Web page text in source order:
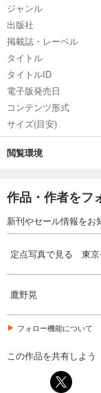
ジャンル
出版社
掲載誌・レーベル
タイトル
タイトルID
電子版発売日
コンテンツ形式
サイズ(目安)
閲覧環境
作品・作者をフ
新刊やセール情報をお
定点写真で見る 東
鷹野晃
フォロー機能について
この作品を共有しよう